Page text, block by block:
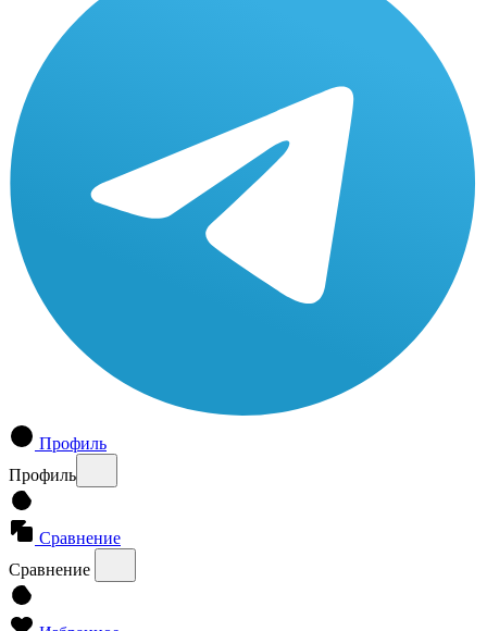
Профиль
Профиль
Сравнение
Сравнение